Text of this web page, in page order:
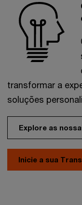
transformar a
soluções
Explore as
Inicie a sua